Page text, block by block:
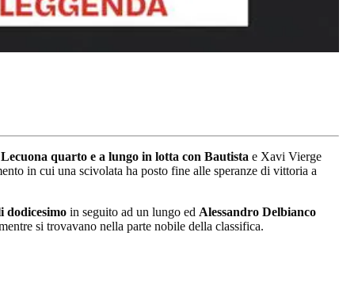
quarto e a lungo in lotta con Bautista e Xavi Vierge
in cui una scivolata ha posto fine alle speranze di vittoria a
dodicesimo in seguito ad un lungo ed Alessandro Delbianco
si trovavano nella parte nobile della classifica.